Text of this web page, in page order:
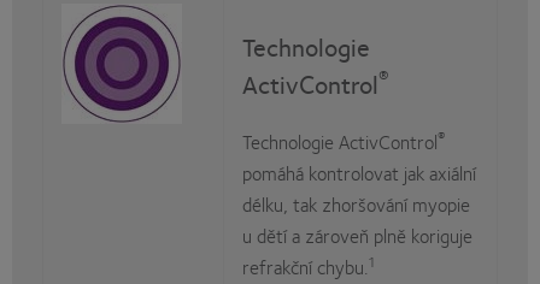
Technologie
ActivControl®
Technologie ActivControl®
pomáhá kontrolovat jak axiální
délku, tak zhoršování myopie
u dětí a zároveň plně koriguje
refrakční chybu.1